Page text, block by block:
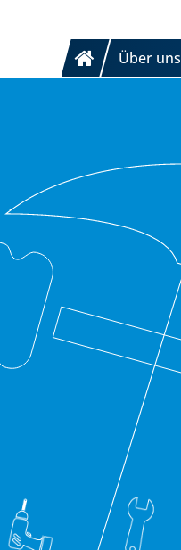
Über uns